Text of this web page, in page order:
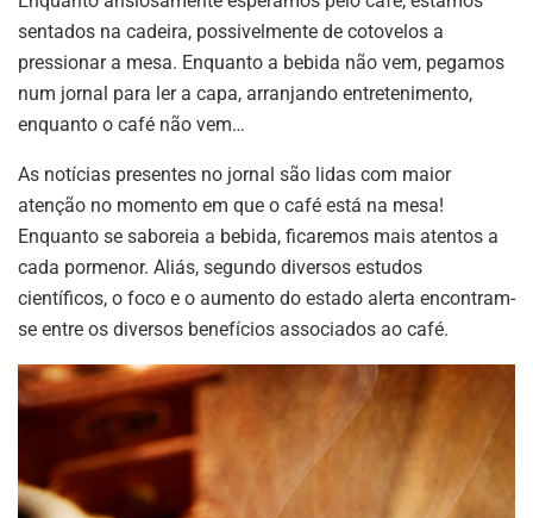
sentados na cadeira, possivelmente de cotovelos a
pressionar a mesa. Enquanto a bebida não vem, pegamos
num jornal para ler a capa, arranjando entretenimento,
enquanto o café não vem…
As notícias presentes no jornal são lidas com maior
atenção no momento em que o café está na mesa!
Enquanto se saboreia a bebida, ficaremos mais atentos a
cada pormenor. Aliás, segundo diversos estudos
científicos, o foco e o aumento do estado alerta encontram-
se entre os diversos benefícios associados ao café.